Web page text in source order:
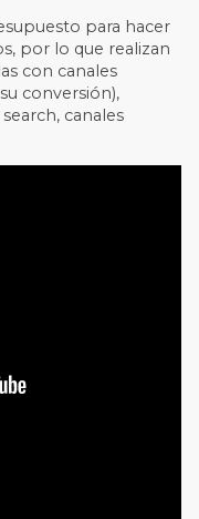
para hacer
por lo que realizan
con canales
conversión),
canales